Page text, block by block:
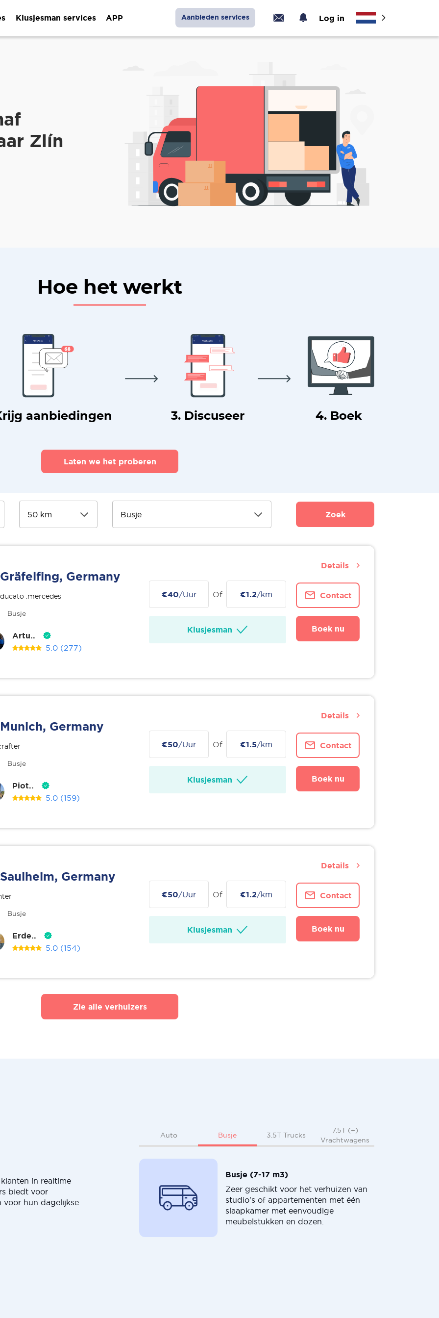
Klusjesman services APP Aanbieden services Log in
Zlín
Hoe het werkt
aanbiedingen 3. Discuseer 4. Boek
Laten we het proberen
Zoek
Gräfelfing, Germany
.mercedes
Busje
Artu..
5.0 (277)
€40/Uur Of €1.2/km
Klusjesman
Contact
Boek nu
Details
Munich, Germany
Busje
Piot..
5.0 (159)
€50/Uur Of €1.5/km
Klusjesman
Contact
Boek nu
Details
Saulheim, Germany
Busje
Erde..
5.0 (154)
€50/Uur Of €1.2/km
Klusjesman
Contact
Boek nu
Details
Zie alle verhuizers
in realtime
biedt voor
voor hun dagelijkse
Auto Busje 3.5T Trucks
7.5T (+)
Vrachtwagens
Busje (7-17 m3)
Zeer geschikt voor het verhuizen van
studio's of appartementen met één
slaapkamer met eenvoudige
meubelstukken en dozen.